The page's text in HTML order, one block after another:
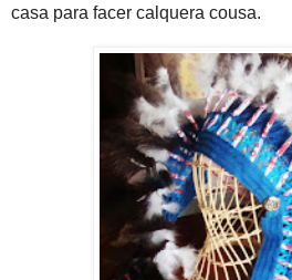
casa para facer calquera cousa.